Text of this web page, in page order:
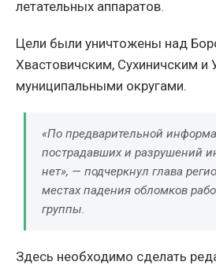
летательных аппаратов.
Цели были уничтожены над
Хвастовичским, Сухиничским и
муниципальными округами.
«По предварительной
пострадавших и разрушений
нет», — подчеркнул глава
местах падения обломков
группы.
Здесь необходимо сделать